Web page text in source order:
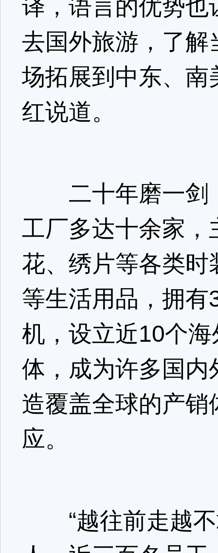
译，语言的优势
去国外旅游，了
场拓展到中东、南
红说道。
二十年磨一剑
工厂多达十余家
花、绣片等各类
等生活用品，拥
机，设立近10个
体，成为许多国
造覆盖全球的产
应。
“越往前走越不